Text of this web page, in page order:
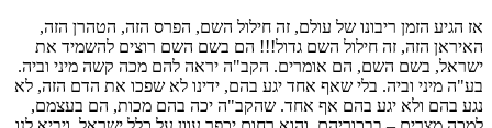
אז הגיע הזמן ריבונו של עולם, זה חילול השם, הפרס הזה, הטהרן הזה,
האיראן הזה, זה חילול השם גדול!!! הם בשם השם רוצים להשמיד את
ישראל, בשם השם, הם אומרים. הקב"ה יראה להם מכה קשה מיני וביה.
בע"ה מיני וביה. בלי שאף אחד יגע בהם, ידינו לא שפכו את הדם הזה, לא
נגע בהם ולא יגע בהם אף אחד. שהקב"ה יכה בהם מכות, הם בעצמם,